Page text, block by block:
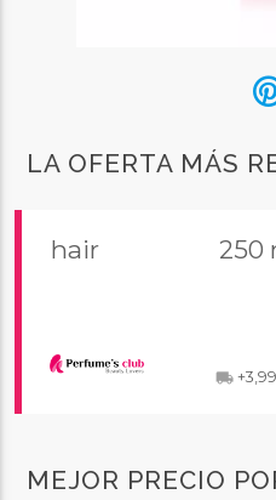
LA OFERTA MÁS
hair 250
local_shipping
MEJOR PRECIO